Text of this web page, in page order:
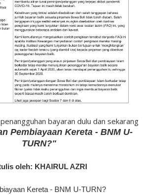
bayaran dulu dan sekarang
Pembiayaan Kereta - BNM U-
TURN?"
oleh: KHAIRUL AZRI
Kereta - BNM U-TURN?